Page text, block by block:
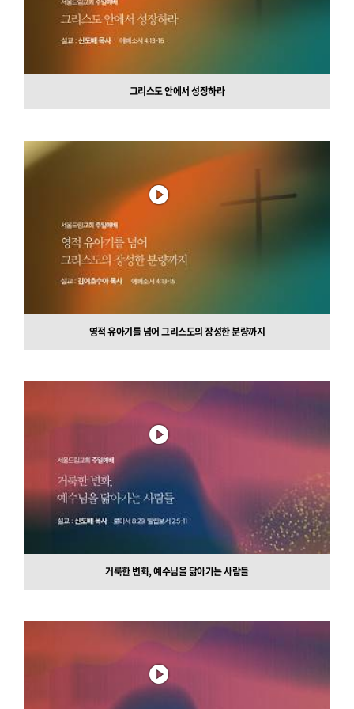
그리스도 안에서 성장하라
영적 유아기를 넘어 그리스도의 장성한 분량까지
거룩한 변화, 예수님을 닮아가는 사람들